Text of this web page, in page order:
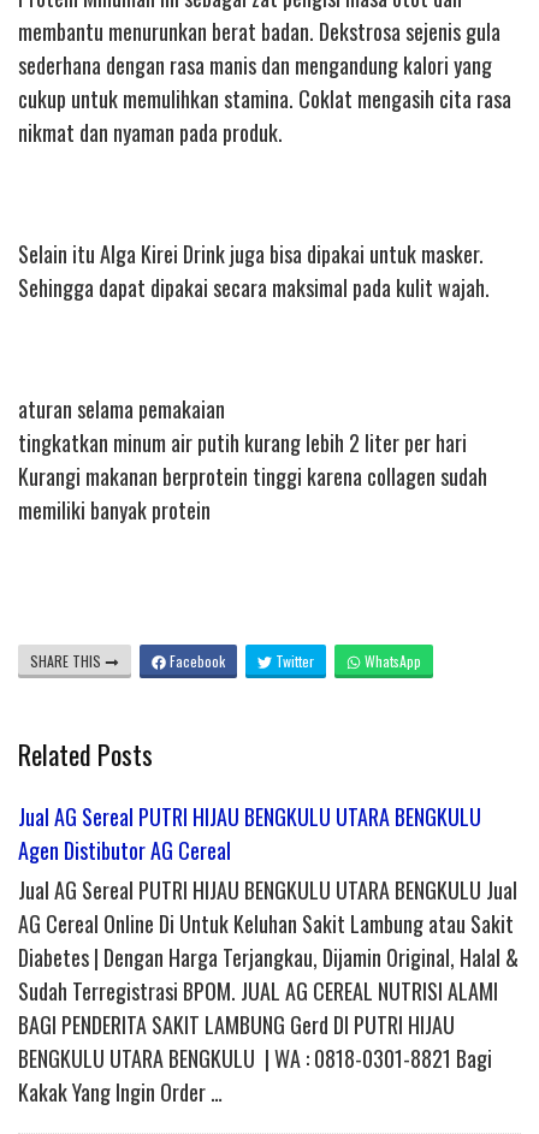
membantu menurunkan berat badan. Dekstrosa sejenis gula
sederhana dengan rasa manis dan mengandung kalori yang
cukup untuk memulihkan stamina. Coklat mengasih cita rasa
nikmat dan nyaman pada produk.
Selain itu Alga Kirei Drink juga bisa dipakai untuk masker.
Sehingga dapat dipakai secara maksimal pada kulit wajah.
aturan selama pemakaian
tingkatkan minum air putih kurang lebih 2 liter per hari
Kurangi makanan berprotein tinggi karena collagen sudah
memiliki banyak protein
SHARE THIS Facebook Twitter WhatsApp
Related Posts
Jual AG Sereal PUTRI HIJAU BENGKULU UTARA BENGKULU
Agen Distibutor AG Cereal
Jual AG Sereal PUTRI HIJAU BENGKULU UTARA BENGKULU Jual
AG Cereal Online Di Untuk Keluhan Sakit Lambung atau Sakit
Diabetes | Dengan Harga Terjangkau, Dijamin Original, Halal &
Sudah Terregistrasi BPOM. JUAL AG CEREAL NUTRISI ALAMI
BAGI PENDERITA SAKIT LAMBUNG Gerd DI PUTRI HIJAU
BENGKULU UTARA BENGKULU | WA : 0818-0301-8821 Bagi
Kakak Yang Ingin Order …